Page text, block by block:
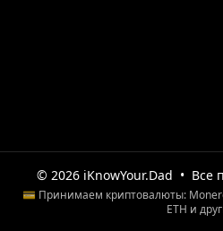
© 2026 iKnowYour.Dad • Все
💳 Принимаем криптовалюты:
ETH и